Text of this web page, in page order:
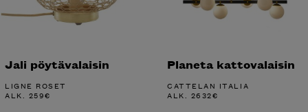
Jali pöytävalaisin
LIGNE ROSET
ALK. 259€
Planeta kattovalaisin
CATTELAN ITALIA
ALK. 2632€